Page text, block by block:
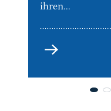
ihren...
mehr